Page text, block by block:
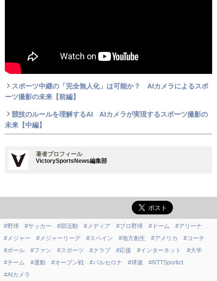
スポーツ中継の「完全無人化」は可能か？ AIカメラによるスポ
ーツ撮影の未来【前編】
競技のルールを理解するAI AIカメラが実現するスポーツ撮影の
未来【中編】
著者プロフィール
VictorySportsNews編集部
#野球 #サッカー #部活動 #メディア #プロ野球 #ドーム
#アリーナ
#メジャー
#メジャーリーグ #スペイン #地方創生 #アメリカ
#コーチ
#ボール
#ファン #スポーツ #クラブ #応援 #インターネット
#大学
#チーム
#運動 #オープン戦 #バルセロナ #球速
#NTTSportict
#AIカメラ